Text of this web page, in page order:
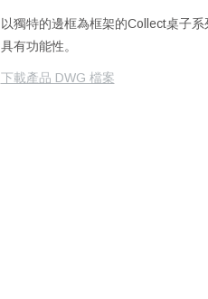
以獨特的邊框為框架的Collect桌子
具有功能性。
下載產品 DWG 檔案